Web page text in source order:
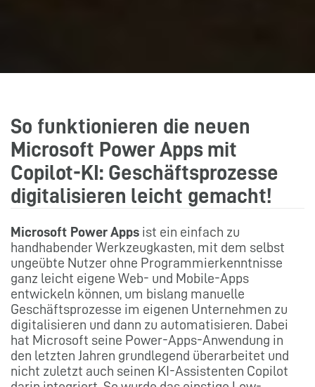
So funktionieren die neuen
Microsoft Power Apps mit
Copilot-KI: Geschäftsprozesse
digitalisieren leicht gemacht!
Microsoft Power Apps ist ein einfach zu
handhabender Werkzeugkasten, mit dem selbst
ungeübte Nutzer ohne Programmierkenntnisse
ganz leicht eigene Web- und Mobile-Apps
entwickeln können, um bislang manuelle
Geschäftsprozesse im eigenen Unternehmen zu
digitalisieren und dann zu automatisieren. Dabei
hat Microsoft seine Power-Apps-Anwendung in
den letzten Jahren grundlegend überarbeitet und
nicht zuletzt auch seinen KI-Assistenten Copilot